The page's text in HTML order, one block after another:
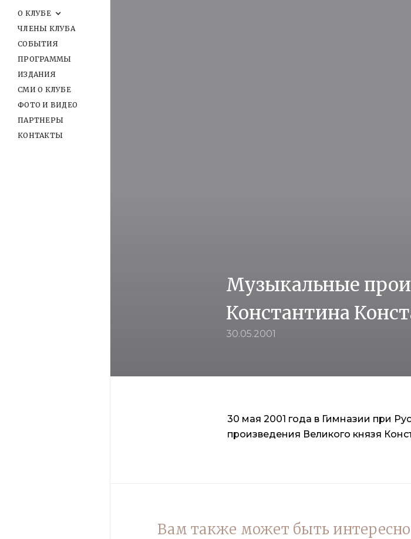
О КЛУБЕ
ЧЛЕНЫ КЛУБА
СОБЫТИЯ
ПРОГРАММЫ
ИЗДАНИЯ
СМИ О КЛУБЕ
ФОТО И ВИДЕО
ПАРТНЕРЫ
КОНТАКТЫ
Музыкальные
Константина
30.05.2001
30 мая 2001 года в Гимназии при
произведения Великого князя
Вам также может быть интересно